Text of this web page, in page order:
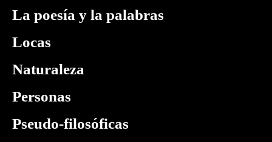
La poesía y la palabras
Locas
Naturaleza
Personas
Pseudo-filosóficas